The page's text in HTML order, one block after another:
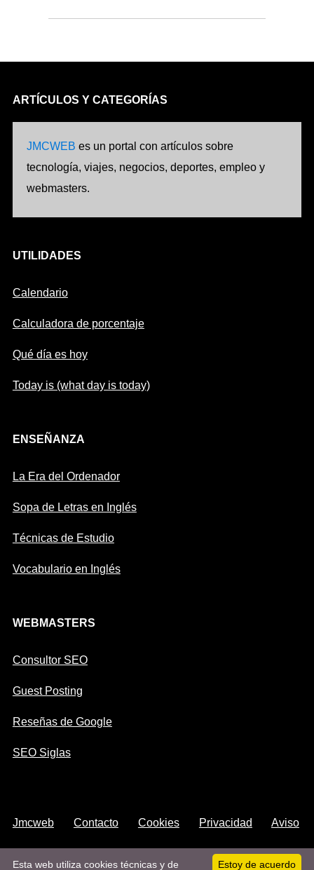
ARTÍCULOS Y CATEGORÍAS
JMCWEB es un portal con artículos sobre
tecnología, viajes, negocios, deportes, empleo y
webmasters.
UTILIDADES
Calendario
Calculadora de porcentaje
Qué día es hoy
Today is (what day is today)
ENSEÑANZA
La Era del Ordenador
Sopa de Letras en Inglés
Técnicas de Estudio
Vocabulario en Inglés
WEBMASTERS
Consultor SEO
Guest Posting
Reseñas de Google
SEO Siglas
Jmcweb Contacto Cookies Privacidad Aviso
Facebook
Estoy de acuerdo
Esta web utiliza cookies técnicas y de